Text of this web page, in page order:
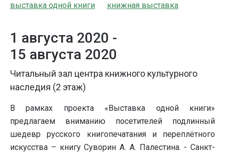
выставка одной книги книжная выставка
1 августа 2020 -
15 августа 2020
Читальный зал центра книжного культурного
наследия (2 этаж)
В рамках проекта «Выставка одной книги»
предлагаем вниманию посетителей подлинный
шедевр русского книгопечатания и переплётного
искусства – книгу Суворин А. А. Палестина. - Санкт-